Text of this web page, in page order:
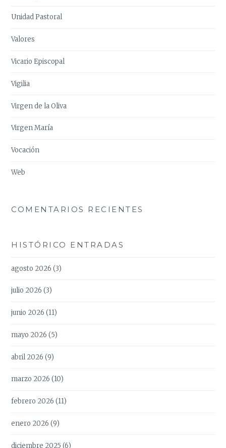
Unidad Pastoral
Valores
Vicario Episcopal
Vigilia
Virgen de la Oliva
Virgen María
Vocación
Web
COMENTARIOS RECIENTES
HISTÓRICO ENTRADAS
agosto 2026 (3)
julio 2026 (3)
junio 2026 (11)
mayo 2026 (5)
abril 2026 (9)
marzo 2026 (10)
febrero 2026 (11)
enero 2026 (9)
diciembre 2025 (6)